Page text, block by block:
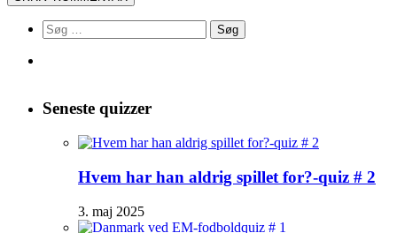
Søg
efter:
Seneste quizzer
Hvem har han aldrig spillet for?-quiz # 2
3. maj 2025